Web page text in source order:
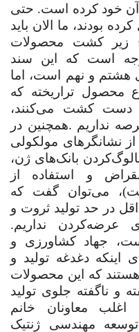
آن خود کرده است. حتی
بودند، ما الان باید
سطح زیر کشت محصولات
است که این سند
هشتم و نهم است، اما
تراریخته که
دست کشت می‌کنند،
نداریم .همچنین در
از نشانگرهای مولکولی
بانک‌های ژن،
و استفاده از
می‌توان گفت که
در حد تولید ثروت و
عرضه‌کردن نداریم.
جهاد کشاورزی و
اینکه دغدغه تولید و
که این محصولات
و ناگفته جلوی تولید
اغلب معاونان خانم
مهندسی ژنتیک